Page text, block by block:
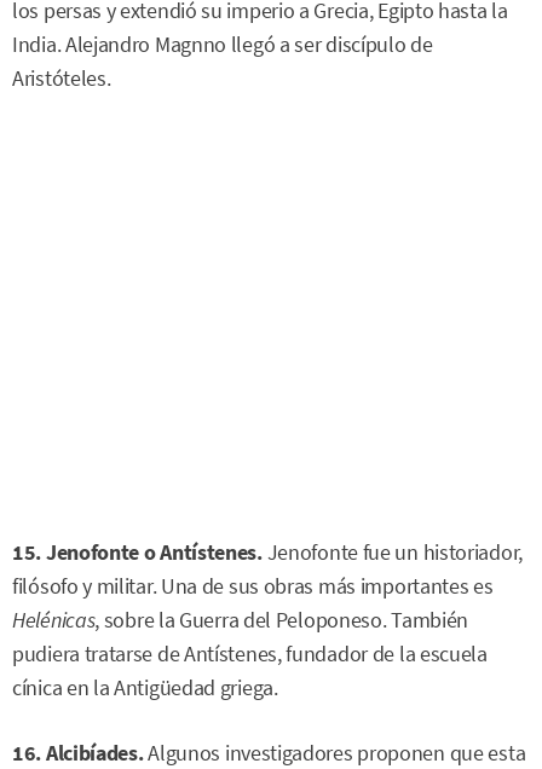
los persas y extendió su imperio a Grecia, Egipto hasta la
India. Alejandro Magnno llegó a ser discípulo de
Aristóteles.
15. Jenofonte o Antístenes.Jenofonte fue un historiador,
filósofo y militar. Una de sus obras más importantes es
Helénicas, sobre la Guerra del Peloponeso. También
pudiera tratarse de Antístenes, fundador de la escuela
cínica en la Antigüedad griega.
16. Alcibíades.Algunos investigadores proponen que esta